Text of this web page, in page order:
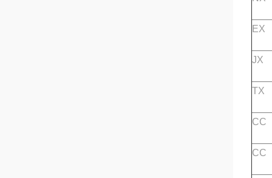
EX
JX
TX
CC
CC